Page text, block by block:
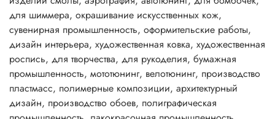
смотрится в прозрачной упаковке.
Перламутровые пигменты могут придать продукту
серебряный, золотой, металлический или «радужный»
блеск. Это зависит от размеров частиц и их концентрации
в перламутровых пигментах. Использование в шампунях
перламутровых пигментов на основе слюды создает
эффект радуги, недостижимый при использовании
для шиммера, окрашивание искусственных кож,
сувенирная промышленность, оформительские работы,
дизайн интерьера, художественная ковка, художественная
роспись, для творчества, для рукоделия, бумажная
промышленность, мототюнинг, велотюнинг, производство
пластмасс, полимерные композиции, архитектурный
дизайн, производство обоев, полиграфическая